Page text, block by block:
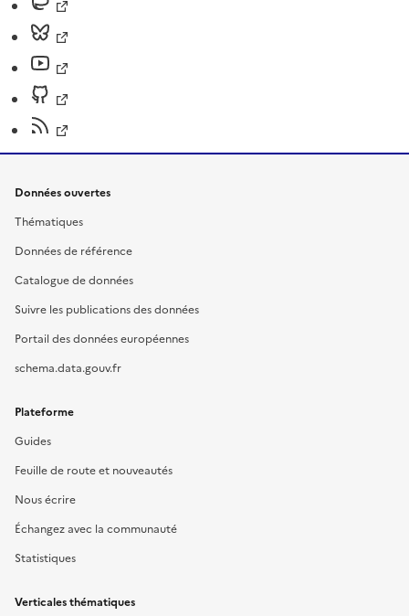
Données ouvertes
Thématiques
Données de référence
Catalogue de données
Suivre les publications des données
Portail des données européennes
schema.data.gouv.fr
Plateforme
Guides
Feuille de route et nouveautés
Nous écrire
Échangez avec la communauté
Statistiques
Verticales thématiques